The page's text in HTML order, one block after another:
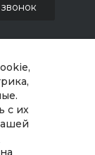
с их
оф. 6
звонок